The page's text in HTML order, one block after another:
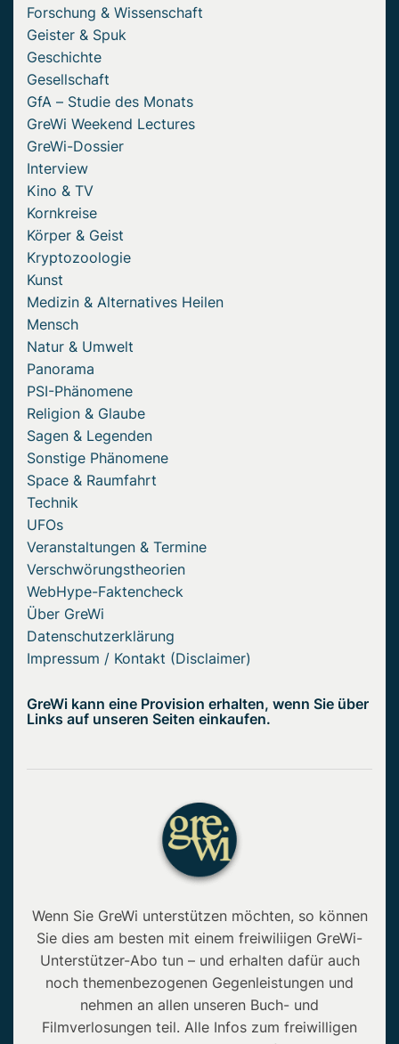
Forschung & Wissenschaft
Geister & Spuk
Geschichte
Gesellschaft
GfA – Studie des Monats
GreWi Weekend Lectures
GreWi-Dossier
Interview
Kino & TV
Kornkreise
Körper & Geist
Kryptozoologie
Kunst
Medizin & Alternatives Heilen
Mensch
Natur & Umwelt
Panorama
PSI-Phänomene
Religion & Glaube
Sagen & Legenden
Sonstige Phänomene
Space & Raumfahrt
Technik
UFOs
Veranstaltungen & Termine
Verschwörungstheorien
WebHype-Faktencheck
Über GreWi
Datenschutzerklärung
Impressum / Kontakt (Disclaimer)
GreWi kann eine Provision erhalten, wenn Sie über
Links auf unseren Seiten einkaufen.
Wenn Sie GreWi unterstützen möchten, so können
Sie dies am besten mit einem freiwiliigen GreWi-
Unterstützer-Abo tun – und erhalten dafür auch
noch themenbezogenen Gegenleistungen und
nehmen an allen unseren Buch- und
Filmverlosungen teil. Alle Infos zum freiwilligen